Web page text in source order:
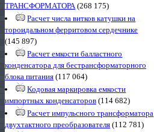
ТРАНСФОРМАТОРА(268 175)
Расчет числа витков катушки на
тороидальном ферритовом сердечнике
(145 897)
Расчет емкости балластного
конденсатора для бестрансформаторного
блока питания (117 064)
Кодовая маркировка емкости
импортных конденсаторов (114 682)
Расчет импульсного трансформатора
двухтактного преобразователя (112 781)